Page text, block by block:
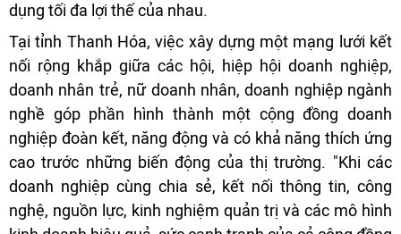
dụng tối đa lợi thế của nhau.
Tại tỉnh Thanh Hóa, việc xây dựng một mạng lưới kết
nối rộng khắp giữa các hội, hiệp hội doanh nghiệp,
doanh nhân trẻ, nữ doanh nhân, doanh nghiệp ngành
nghề góp phần hình thành một cộng đồng doanh
nghiệp đoàn kết, năng động và có khả năng thích ứng
cao trước những biến động của thị trường. "Khi các
doanh nghiệp cùng chia sẻ, kết nối thông tin, công
nghệ, nguồn lực, kinh nghiệm quản trị và các mô hình